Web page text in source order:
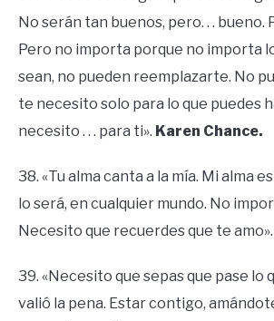
No serán tan buenos, pero. . . bueno.
Pero no importa porque no importa
sean, no pueden reemplazarte. No
te necesito solo para lo que puedes
necesito . . . para ti». Karen Chance.
38. «Tu alma canta a la mía. Mi alma
lo será, en cualquier mundo. No
Necesito que recuerdes que te amo».
39. «Necesito que sepas que pase lo
valió la pena. Estar contigo,